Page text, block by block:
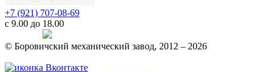
+7 (921) 707-08-69
с 9.00 до 18.00
© Боровичский механический завод, 2012 – 2026